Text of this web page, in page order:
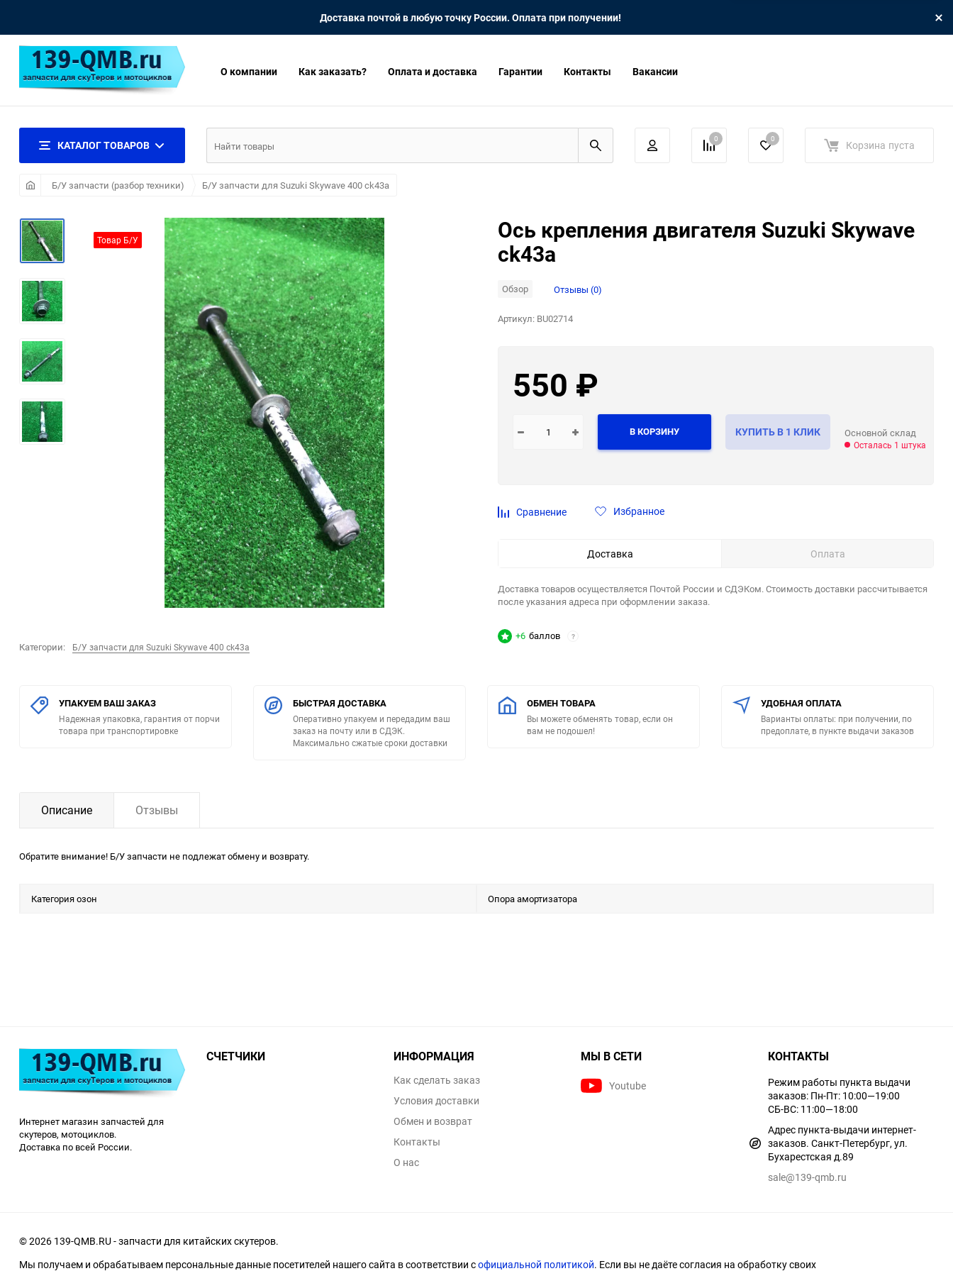
Доставка почтой в любую точку России. Оплата при получении!
О компании Как заказать? Оплата и доставка Гарантии Контакты Вакансии
КАТАЛОГ ТОВАРОВ 0 0 Корзина пуста
Б/У запчасти (разбор техники) Б/У запчасти для Suzuki Skywave 400 ck43a
Товар Б/У
Категории: Б/У запчасти для Suzuki Skywave 400 ck43a
Ось крепления двигателя Suzuki Skywave
ck43a
Обзор Отзывы (0)
Артикул: BU02714
550 ₽
В КОРЗИНУ КУПИТЬ В 1 КЛИК Основной склад
Осталась 1 штука
Сравнение Избранное
Доставка Оплата
Доставка товаров осуществляется Почтой России и СДЭКом. Стоимость доставки рассчитывается
после указания адреса при оформлении заказа.
+6 баллов ?
УПАКУЕМ ВАШ ЗАКАЗ
Надежная упаковка, гарантия от порчи
товара при транспортировке
БЫСТРАЯ ДОСТАВКА
Оперативно упакуем и передадим ваш
заказ на почту или в СДЭК.
Максимально сжатые сроки доставки
ОБМЕН ТОВАРА
Вы можете обменять товар, если он
вам не подошел!
УДОБНАЯ ОПЛАТА
Варианты оплаты: при получении, по
предоплате, в пункте выдачи заказов
Описание Отзывы
Обратите внимание! Б/У запчасти не подлежат обмену и возврату.
Категория озон Опора амортизатора
Интернет магазин запчастей для
скутеров, мотоциклов.
Доставка по всей России.
СЧЕТЧИКИ ИНФОРМАЦИЯ
Как сделать заказ
Условия доставки
Обмен и возврат
Контакты
О нас
МЫ В СЕТИ
Youtube
КОНТАКТЫ
Режим работы пункта выдачи
заказов: Пн-Пт: 10:00—19:00
СБ-ВС: 11:00—18:00
Адрес пункта-выдачи интернет-
заказов. Санкт-Петербург, ул.
Бухарестская д.89
sale@139-qmb.ru
© 2026 139-QMB.RU - запчасти для китайских скутеров.
Мы получаем и обрабатываем персональные данные посетителей нашего сайта в соответствии софициальной политикой. Если вы не даёте согласия на обработку своих